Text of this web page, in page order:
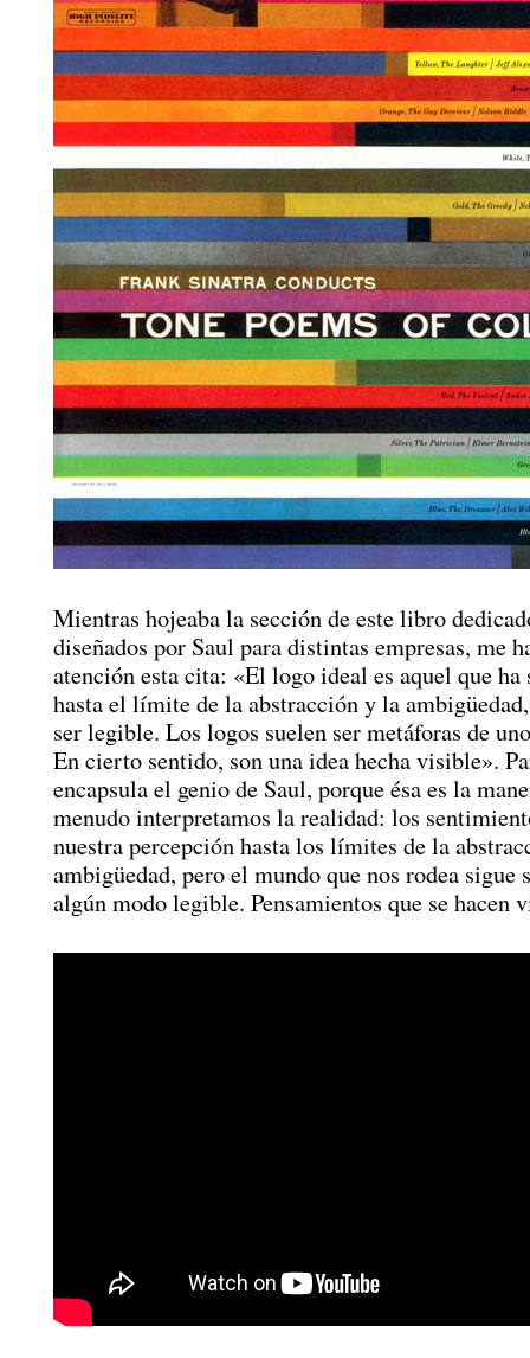
Mientras hojeaba la sección de este libro
diseñados por Saul para distintas empresas, me
atención esta cita: «El logo ideal es aquel que ha
hasta el límite de la abstracción y la
ser legible. Los logos suelen ser metáforas de
En cierto sentido, son una idea hecha visible».
encapsula el genio de Saul, porque ésa es la
menudo interpretamos la realidad: los
nuestra percepción hasta los límites de la
ambigüedad, pero el mundo que nos rodea sigue
algún modo legible. Pensamientos que se hacen